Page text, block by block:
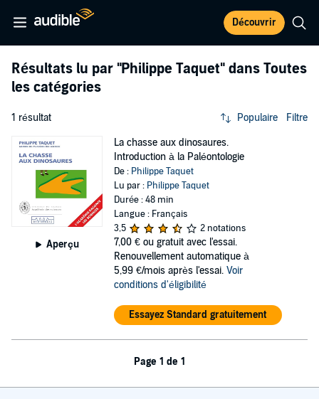
Découvrir
Résultats lu par "Philippe Taquet" dans Toutes
les catégories
1 résultat Populaire Filtre
Aperçu
La chasse aux dinosaures.
Introduction à la Paléontologie
De : Philippe Taquet
Lu par : Philippe Taquet
Durée : 48 min
Langue : Français
3,5
2 notations
7,00 € ou gratuit avec l'essai.
Renouvellement automatique à
5,99 €/mois après l'essai. Voir
conditions d'éligibilité
Essayez Standard gratuitement
Page 1 de 1